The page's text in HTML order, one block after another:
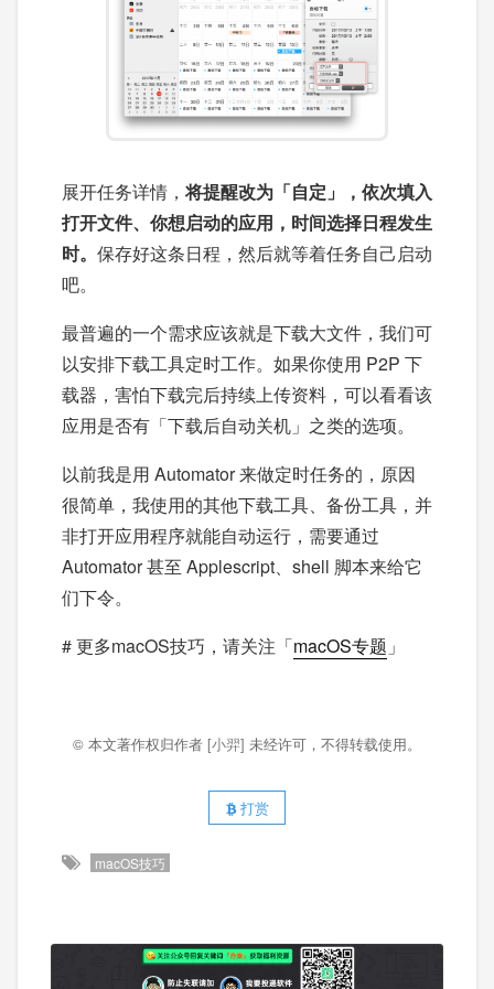
展开任务详情，将提醒改为「自定」，依次填入
打开文件、你想启动的应用，时间选择日程发生
时。 保存好这条日程，然后就等着任务自己启动
吧。
最普遍的一个需求应该就是下载大文件，我们可
以安排下载工具定时工作。如果你使用 P2P 下
载器，害怕下载完后持续上传资料，可以看看该
应用是否有「下载后自动关机」之类的选项。
以前我是用 Automator 来做定时任务的，原因
很简单，我使用的其他下载工具、备份工具，并
非打开应用程序就能自动运行，需要通过
Automator 甚至 Applescript、shell 脚本来给它
们下令。
# 更多macOS技巧，请关注「macOS专题 」
© 本文著作权归作者 [小羿] 未经许可，不得转载使用。
打赏
macOS技巧